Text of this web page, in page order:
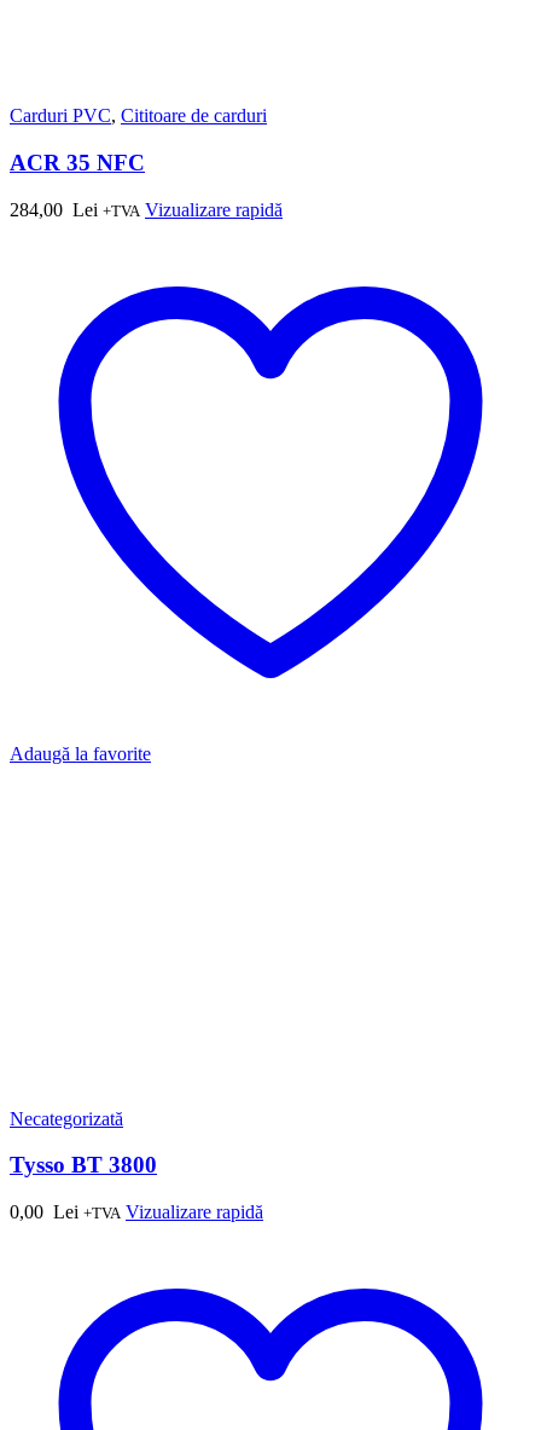
Carduri PVC, Cititoare de carduri
ACR 35 NFC
284,00 Lei +TVA Vizualizare rapidă
Adaugă la favorite
Necategorizată
Tysso BT 3800
0,00 Lei +TVA Vizualizare rapidă